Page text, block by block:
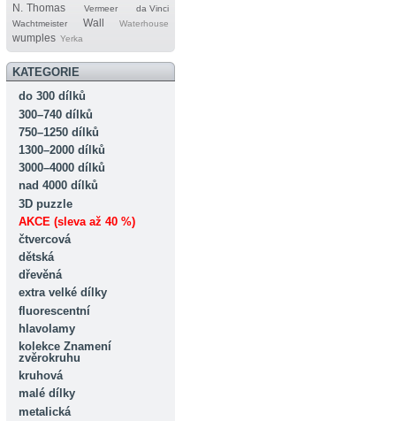
N. Thomas
Vermeer
da Vinci
Wachtmeister
Wall Waterhouse
wumples Yerka
KATEGORIE
do 300 dílků
300–740 dílků
750–1250 dílků
1300–2000 dílků
3000–4000 dílků
nad 4000 dílků
3D puzzle
AKCE (sleva až 40 %)
čtvercová
dětská
dřevěná
extra velké dílky
fluorescentní
hlavolamy
kolekce Znamení
zvěrokruhu
kruhová
malé dílky
metalická